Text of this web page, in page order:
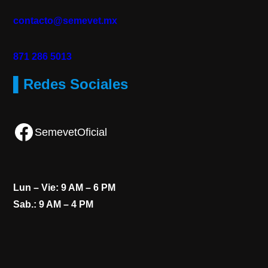
contacto@semevet.mx
871 286 5013
▌Redes Sociales
Facebook SemevetOficial
Lun – Vie: 9 AM – 6 PM
Sab.: 9 AM – 4 PM